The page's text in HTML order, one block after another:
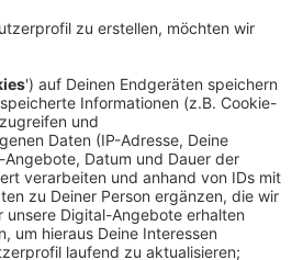
verlaufen. Eine Gruppe
organisiert:
und andere Gruppen haben
zum Motto "Laut für
traten unter anderem
in einer Woche (9.2.)